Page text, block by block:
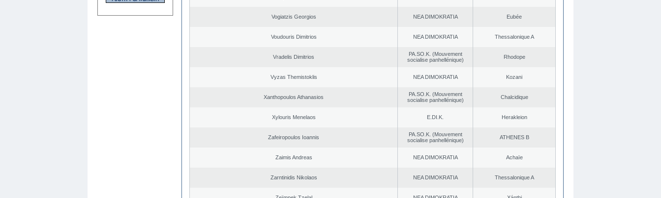
Vogiatzis Georgios NEA DΙMOKRATIA Eubée
Voudouris Dimitrios NEA DΙMOKRATIA Thessalonique A
Vradelis Dimitrios
PA.SO.K. (Mouvement
socialise panhellénique)
Rhodope
Vyzas Themistoklis NEA DΙMOKRATIA Kozani
Xanthopoulos Athanasios
PA.SO.K. (Mouvement
socialise panhellénique)
Chalcidique
Xylouris Menelaos E.DI.K. Herakleion
Zafeiropoulos Ioannis
PA.SO.K. (Mouvement
socialise panhellénique)
ATHENES Β
Zaimis Andreas NEA DΙMOKRATIA Achaïe
Zarntinidis Nikolaos NEA DΙMOKRATIA Thessalonique A